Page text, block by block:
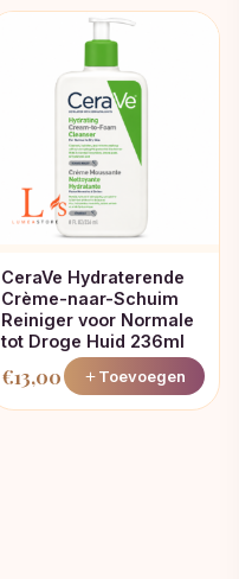
CeraVe Hydraterende
Crème-naar-Schuim
Reiniger voor Normale
tot Droge Huid 236ml
€13,00 Toevoegen